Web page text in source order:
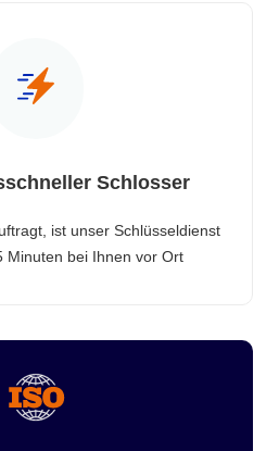
Schlosser
ist unser Schlüsseldienst
Minuten bei Ihnen vor Ort